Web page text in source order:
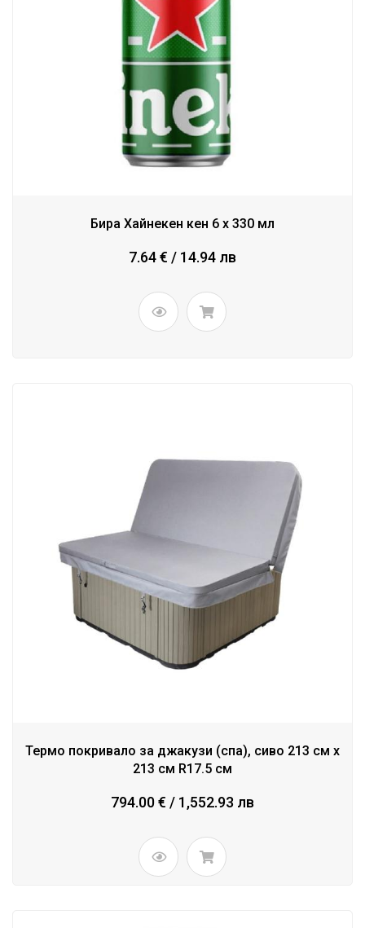
Бира Хайнекен кен 6 x 330 мл
7.64 € / 14.94 лв
Термо покривало за джакузи (спа), сиво 213 см x
213 см R17.5 см
794.00 € / 1,552.93 лв